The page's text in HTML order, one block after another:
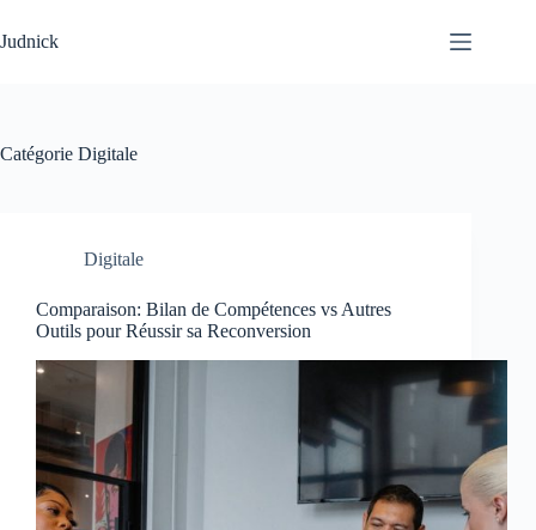
au
contenu
Judnick
Catégorie Digitale
Digitale
Comparaison: Bilan de Compétences vs Autres
Outils pour Réussir sa Reconversion